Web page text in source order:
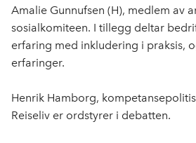
Amalie Gunnufsen (H), medlem av
sosialkomiteen. I tillegg deltar
erfaring med inkludering i praksis,
erfaringer.
Henrik Hamborg,
Reiseliv er ordstyrer i debatten.